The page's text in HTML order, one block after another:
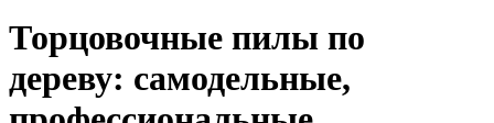
Торцовочные пилы по
дереву: самодельные,